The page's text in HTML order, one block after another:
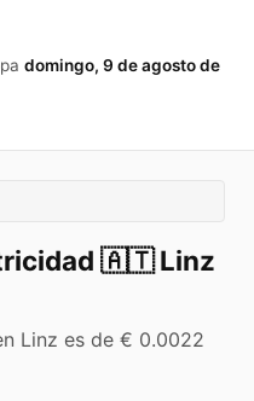
domingo, 9 de agosto de
🇦🇹 Linz
Linz es de € 0.0022